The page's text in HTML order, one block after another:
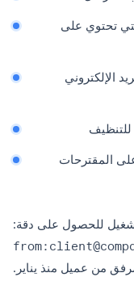
تحتوي على
الإلكتروني
للتنظيف
المقترحات
للحصول على دقة:
من عميل منذ يناير.